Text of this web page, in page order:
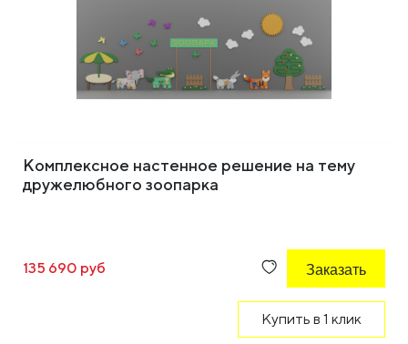
Комплексное настенное решение на тему
дружелюбного зоопарка
135 690 руб Заказать
Купить в 1 клик